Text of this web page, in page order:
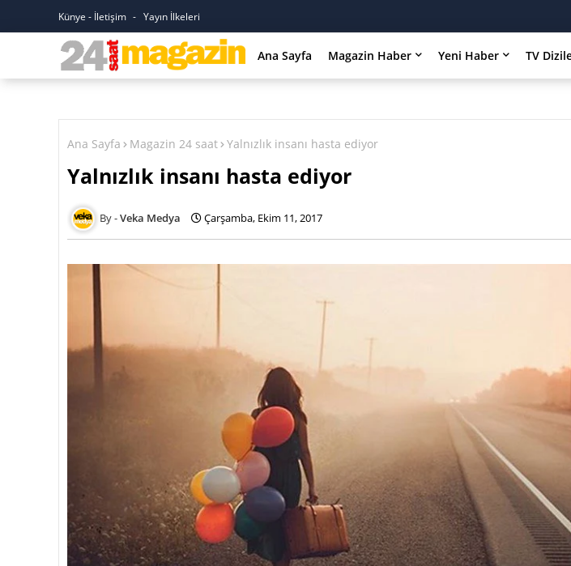
Künye - İletişim Yayın İlkeleri
Ana Sayfa Magazin Haber Yeni Haber TV
Ana Sayfa Magazin 24 saat Yalnızlık insanı hasta ediyor
Yalnızlık insanı hasta ediyor
Veka Medya Çarşamba, Ekim 11, 2017